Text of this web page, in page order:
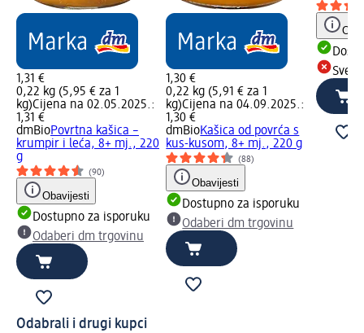
1,31 €
0,22 kg (5,95 € za 1
kg)Cijena na 02.05.2025.:
1,31 €
dmBioPovrtna kašica –
krumpir i leća, 8+ mj., 220
g
(90)
Obavijesti
Dostupno za isporuku
Odaberi dm trgovinu
1,30 €
0,22 kg (5,91 € za 1
kg)Cijena na 04.09.2025.:
1,30 €
dmBioKašica od povrća s
kus-kusom, 8+ mj., 220 g
(88)
Obavijesti
Dostupno za isporuku
Odaberi dm trgovinu
Sve
Odabrali i drugi kupci